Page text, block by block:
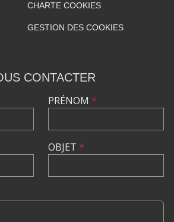
CHARTE COOKIES
GESTION DES COOKIES
CONTACTER
PRÉNOM *
OBJET *